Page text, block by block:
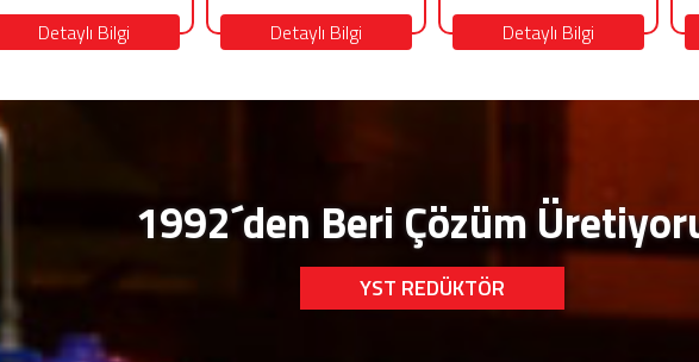
Detaylı Bilgi Detaylı Bilgi Detaylı Bilgi
1992´den Beri Çözüm
YST REDÜKTÖR